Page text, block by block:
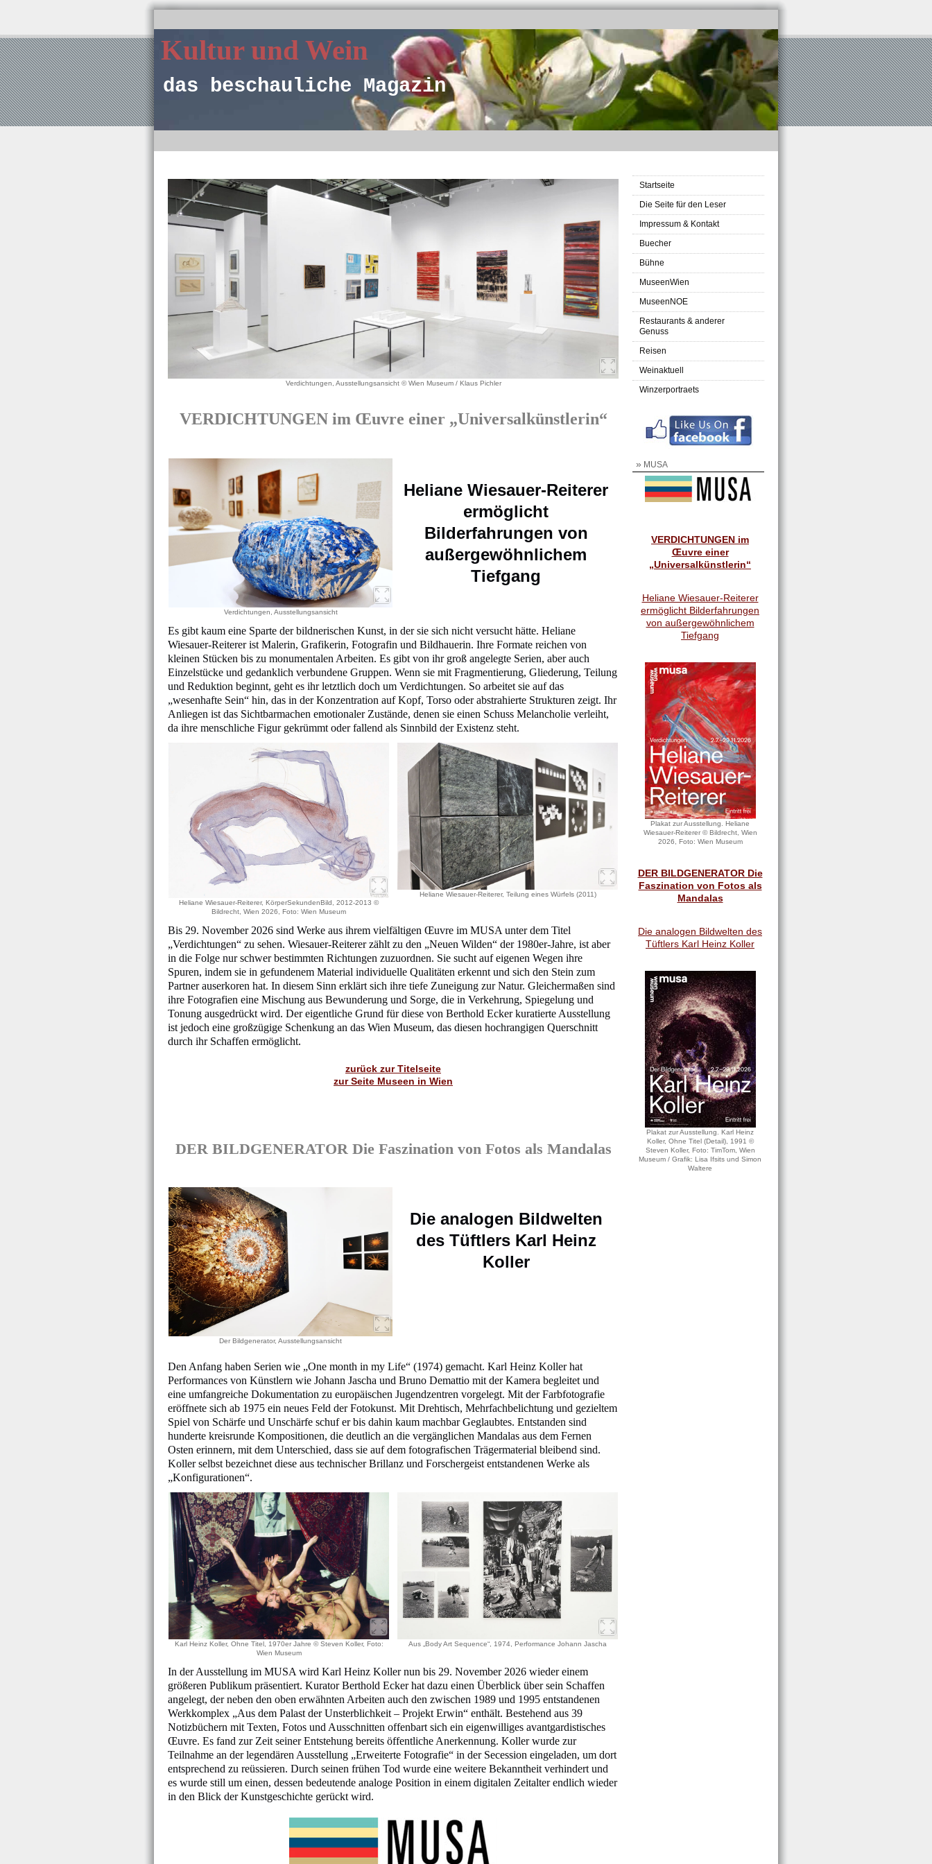
Kultur und Wein
das beschauliche Magazin
Startseite
Die Seite für den Leser
Impressum & Kontakt
Buecher
Bühne
MuseenWien
MuseenNOE
Restaurants & anderer
Genuss
Reisen
Weinaktuell
Winzerportraets
» MUSA
VERDICHTUNGEN im
Œuvre einer
„Universalkünstlerin“
Heliane Wiesauer-Reiterer
ermöglicht Bilderfahrungen
von außergewöhnlichem
Tiefgang
Plakat zur Ausstellung. Heliane
Wiesauer-Reiterer © Bildrecht, Wien
2026, Foto: Wien Museum
DER BILDGENERATOR Die
Faszination von Fotos als
Mandalas
Die analogen Bildwelten des
Tüftlers Karl Heinz Koller
Plakat zur Ausstellung. Karl Heinz
Koller, Ohne Titel (Detail), 1991 ©
Steven Koller, Foto: TimTom, Wien
Museum / Grafik: Lisa Ifsits und Simon
Waltere
Verdichtungen, Ausstellungsansicht © Wien Museum / Klaus Pichler
VERDICHTUNGEN im Œuvre einer „Universalkünstlerin“
Verdichtungen, Ausstellungsansicht
Heliane Wiesauer-Reiterer
ermöglicht
Bilderfahrungen von
außergewöhnlichem
Tiefgang
Es gibt kaum eine Sparte der bildnerischen Kunst, in der sie sich nicht versucht hätte. Heliane
Wiesauer-Reiterer ist Malerin, Grafikerin, Fotografin und Bildhauerin. Ihre Formate reichen von
kleinen Stücken bis zu monumentalen Arbeiten. Es gibt von ihr groß angelegte Serien, aber auch
Einzelstücke und gedanklich verbundene Gruppen. Wenn sie mit Fragmentierung, Gliederung, Teilung
und Reduktion beginnt, geht es ihr letztlich doch um Verdichtungen. So arbeitet sie auf das
„wesenhafte Sein“ hin, das in der Konzentration auf Kopf, Torso oder abstrahierte Strukturen zeigt. Ihr
Anliegen ist das Sichtbarmachen emotionaler Zustände, denen sie einen Schuss Melancholie verleiht,
da ihre menschliche Figur gekrümmt oder fallend als Sinnbild der Existenz steht.
Heliane Wiesauer-Reiterer, KörperSekundenBild, 2012-2013 ©
Bildrecht, Wien 2026, Foto: Wien Museum
Heliane Wiesauer-Reiterer, Teilung eines Würfels (2011)
Bis 29. November 2026 sind Werke aus ihrem vielfältigen Œuvre im MUSA unter dem Titel
„Verdichtungen“ zu sehen. Wiesauer-Reiterer zählt zu den „Neuen Wilden“ der 1980er-Jahre, ist aber
in die Folge nur schwer bestimmten Richtungen zuzuordnen. Sie sucht auf eigenen Wegen ihre
Spuren, indem sie in gefundenem Material individuelle Qualitäten erkennt und sich den Stein zum
Partner auserkoren hat. In diesem Sinn erklärt sich ihre tiefe Zuneigung zur Natur. Gleichermaßen sind
ihre Fotografien eine Mischung aus Bewunderung und Sorge, die in Verkehrung, Spiegelung und
Tonung ausgedrückt wird. Der eigentliche Grund für diese von Berthold Ecker kuratierte Ausstellung
ist jedoch eine großzügige Schenkung an das Wien Museum, das diesen hochrangigen Querschnitt
durch ihr Schaffen ermöglicht.
zurück zur Titelseite
zur Seite Museen in Wien
DER BILDGENERATOR Die Faszination von Fotos als Mandalas
Der Bildgenerator, Ausstellungsansicht
Die analogen Bildwelten
des Tüftlers Karl Heinz
Koller
Den Anfang haben Serien wie „One month in my Life“ (1974) gemacht. Karl Heinz Koller hat
Performances von Künstlern wie Johann Jascha und Bruno Demattio mit der Kamera begleitet und
eine umfangreiche Dokumentation zu europäischen Jugendzentren vorgelegt. Mit der Farbfotografie
eröffnete sich ab 1975 ein neues Feld der Fotokunst. Mit Drehtisch, Mehrfachbelichtung und gezieltem
Spiel von Schärfe und Unschärfe schuf er bis dahin kaum machbar Geglaubtes. Entstanden sind
hunderte kreisrunde Kompositionen, die deutlich an die vergänglichen Mandalas aus dem Fernen
Osten erinnern, mit dem Unterschied, dass sie auf dem fotografischen Trägermaterial bleibend sind.
Koller selbst bezeichnet diese aus technischer Brillanz und Forschergeist entstandenen Werke als
„Konfigurationen“.
Karl Heinz Koller, Ohne Titel, 1970er Jahre © Steven Koller, Foto:
Wien Museum
Aus „Body Art Sequence“, 1974, Performance Johann Jascha
In der Ausstellung im MUSA wird Karl Heinz Koller nun bis 29. November 2026 wieder einem
größeren Publikum präsentiert. Kurator Berthold Ecker hat dazu einen Überblick über sein Schaffen
angelegt, der neben den oben erwähnten Arbeiten auch den zwischen 1989 und 1995 entstandenen
Werkkomplex „Aus dem Palast der Unsterblichkeit – Projekt Erwin“ enthält. Bestehend aus 39
Notizbüchern mit Texten, Fotos und Ausschnitten offenbart sich ein eigenwilliges avantgardistisches
Œuvre. Es fand zur Zeit seiner Entstehung bereits öffentliche Anerkennung. Koller wurde zur
Teilnahme an der legendären Ausstellung „Erweiterte Fotografie“ in der Secession eingeladen, um dort
entsprechend zu reüssieren. Durch seinen frühen Tod wurde eine weitere Bekanntheit verhindert und
es wurde still um einen, dessen bedeutende analoge Position in einem digitalen Zeitalter endlich wieder
in den Blick der Kunstgeschichte gerückt wird.